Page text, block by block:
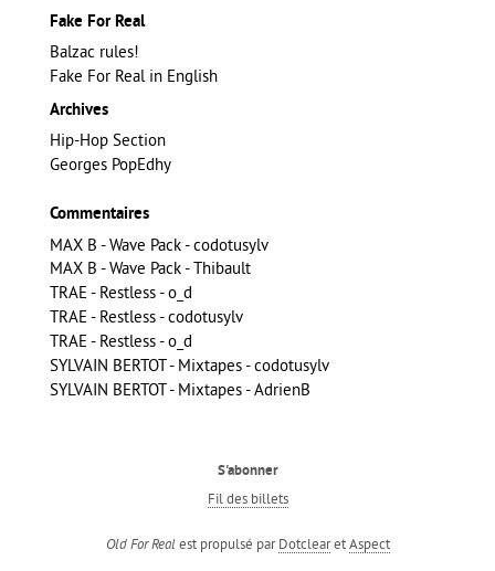
Fake For Real
Balzac rules!
Fake For Real in English
Archives
Hip-Hop Section
Georges PopEdhy
Commentaires
MAX B - Wave Pack - codotusylv
MAX B - Wave Pack - Thibault
TRAE - Restless - o_d
TRAE - Restless - codotusylv
TRAE - Restless - o_d
SYLVAIN BERTOT - Mixtapes - codotusylv
SYLVAIN BERTOT - Mixtapes - AdrienB
S'abonner
Fil des billets
Old For Realest propulsé parDotclearetAspect